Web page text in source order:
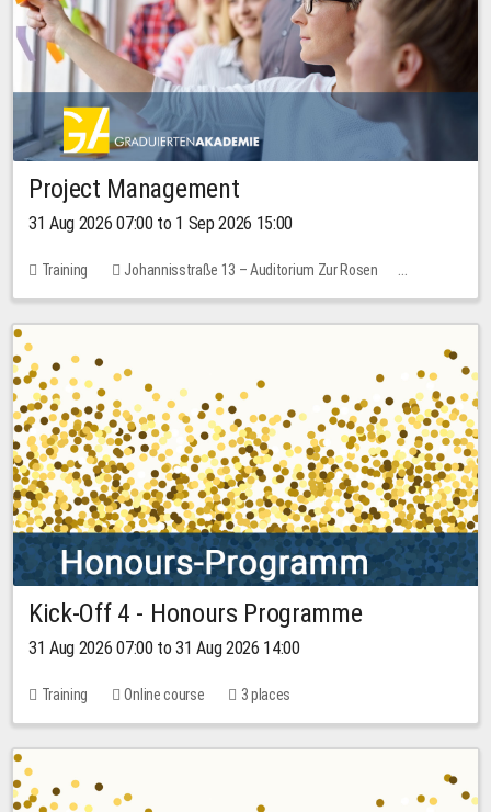
Project Management
31 Aug 2026 07:00 to 1 Sep 2026 15:00
Training
Johannisstraße 13 – Auditorium Zur Rosen
No free places
30.00 EUR
Kick-Off 4 - Honours Programme
31 Aug 2026 07:00 to 31 Aug 2026 14:00
Training Online course 3 places